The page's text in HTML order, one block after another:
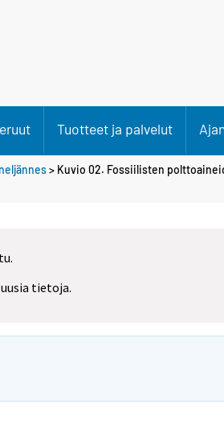
Tuotteet ja palvelut
> Kuvio 02. Fossiilisten
tietoja.